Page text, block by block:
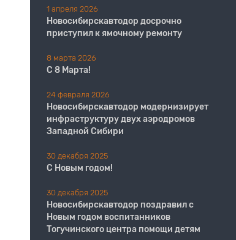
1 апреля 2026
Новосибирскавтодор досрочно
приступил к ямочному ремонту
8 марта 2026
С 8 Марта!
24 февраля 2026
Новосибирскавтодор модернизирует
инфраструктуру двух аэродромов
Западной Сибири
30 декабря 2025
С Новым годом!
30 декабря 2025
Новосибирскавтодор поздравил с
Новым годом воспитанников
Тогучинского центра помощи детям